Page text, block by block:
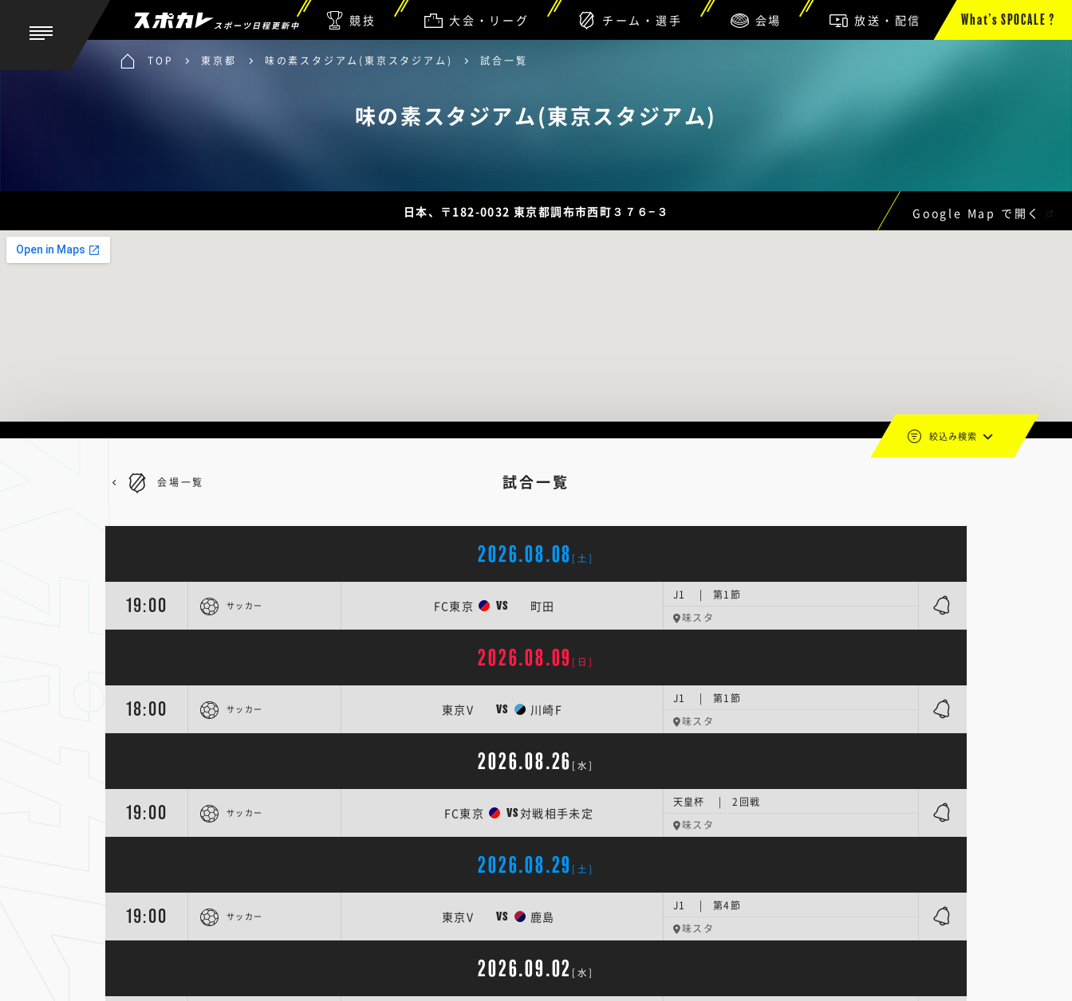
スポーツ日程更新中 競技 大会・リーグ チーム・選手 会場 放送・配信 What’s SPOCALE ?
TOP 東京都 味の素スタジアム(東京スタジアム) 試合一覧
味の素スタジアム(東京スタジアム)
日本、〒182-0032 東京都調布市西町３７６−３ Google Map で開く
試合一覧
絞込み検索
会場一覧
2026.08.08 [土]
19:00 サッカー FC東京 VS 町田
J1 | 第1節
味スタ
2026.08.09 [日]
18:00 サッカー 東京V VS 川崎F
J1 | 第1節
味スタ
2026.08.26 [水]
19:00 サッカー FC東京 VS対戦相手未定
天皇杯 | 2回戦
味スタ
2026.08.29 [土]
19:00 サッカー 東京V VS 鹿島
J1 | 第4節
味スタ
2026.09.02 [水]